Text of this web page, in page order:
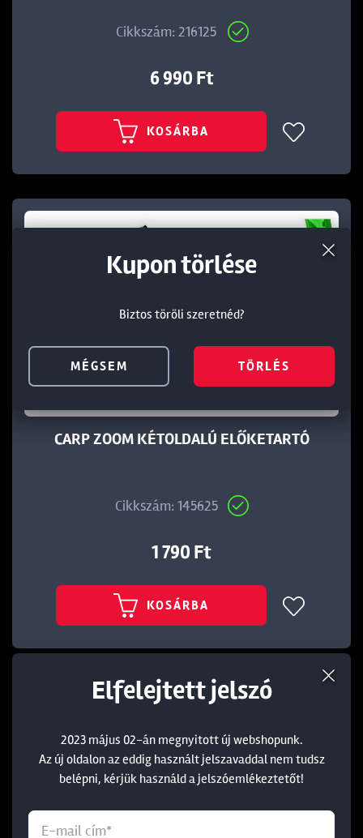
Cikkszám: 216125
6 990 Ft
KOSÁRBA
CARP ZOOM KÉTOLDALÚ ELŐKETARTÓ
Cikkszám: 145625
1 790 Ft
KOSÁRBA
Termék törlése a kosárból
Biztos töröli szeretnéd?
MÉGSEM TÖRLÉS
Kedvezmény törlése
Biztos töröli szeretnéd?
MÉGSEM TÖRLÉS
Kupon törlése
Biztos töröli szeretnéd?
MÉGSEM TÖRLÉS
Elfelejtett jelszó
2023 május 02-án megnyitott új webshopunk.
Az új oldalon az eddig használt jelszavaddal nem tudsz
belépni, kérjük használd a jelszóemlékeztetőt!